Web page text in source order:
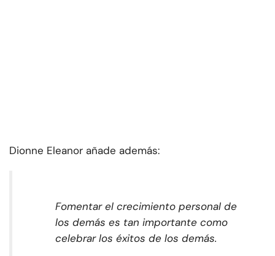
Dionne Eleanor añade además:
Fomentar el crecimiento personal de
los demás es tan importante como
celebrar los éxitos de los demás.